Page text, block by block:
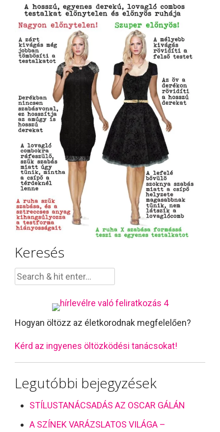
Keresés
Hogyan öltözz az életkorodnak megfelelően?
Kérd az ingyenes öltözködési tanácsokat!
Legutóbbi bejegyzések
STÍLUSTANÁCSADÁS AZ OSCAR GÁLÁN
A SZÍNEK VARÁZSLATOS VILÁGA –